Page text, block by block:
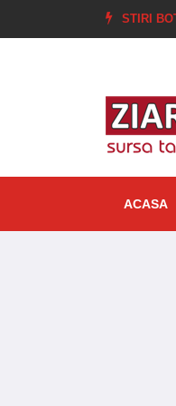
STIRI
Horoscopul săptămânii 10-
ACASA